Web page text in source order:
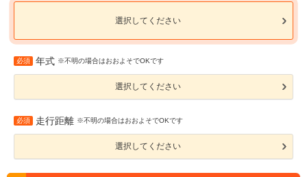
選択してください
必須 年式 ※不明の場合はおおよそでOKです
選択してください
必須 走行距離 ※不明の場合はおおよそでOKです
選択してください